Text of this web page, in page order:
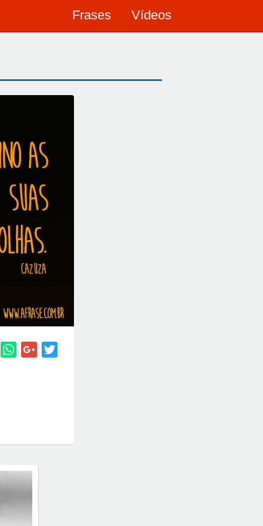
Frases Vídeos